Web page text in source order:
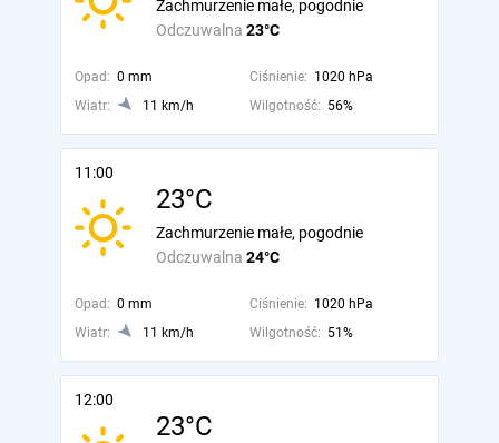
Odczuwalna 23°C
Zachmurzenie małe, pogodnie
Opad: 0 mm Ciśnienie: 1020 hPa
Wiatr:
11 km/h Wilgotność: 56%
11:00
23°C
Odczuwalna 24°C
Zachmurzenie małe, pogodnie
Opad: 0 mm Ciśnienie: 1020 hPa
Wiatr:
11 km/h Wilgotność: 51%
12:00
23°C